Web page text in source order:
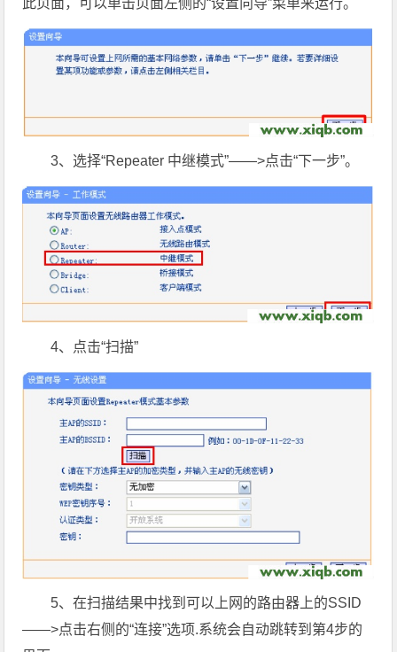
3、选择“Repeater 中继模式”——>点击“下一步”。
4、点击“扫描”
5、在扫描结果中找到可以上网的路由器上的SSID
——>点击右侧的“连接”选项.系统会自动跳转到第4步的